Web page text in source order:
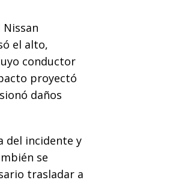
el alto,
conductor
proyectó
daños
del incidente y
se
trasladar a